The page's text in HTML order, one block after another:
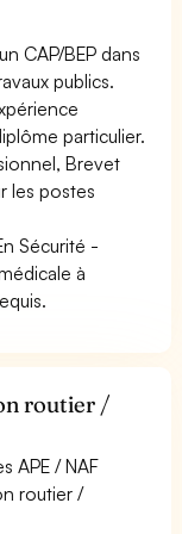
CAP/BEP dans
publics.
particulier.
Brevet
les postes
Sécurité -
à
routier /
APE / NAF
routier /